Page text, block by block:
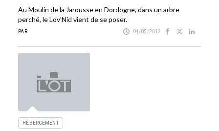
Au Moulin de la Jarousse en Dordogne, dans un arbre
perché, le Lov’Nid vient de se poser.
PAR 04/05/2012
HÉBERGEMENT